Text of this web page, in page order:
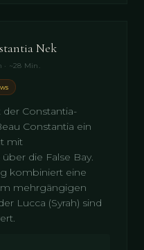
Nek
~28 Min.
Constantia-
Constantia ein
mit
die False Bay.
kombiniert eine
mehrgängigen
Lucca (Syrah) sind